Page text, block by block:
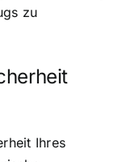
zu
Ihres